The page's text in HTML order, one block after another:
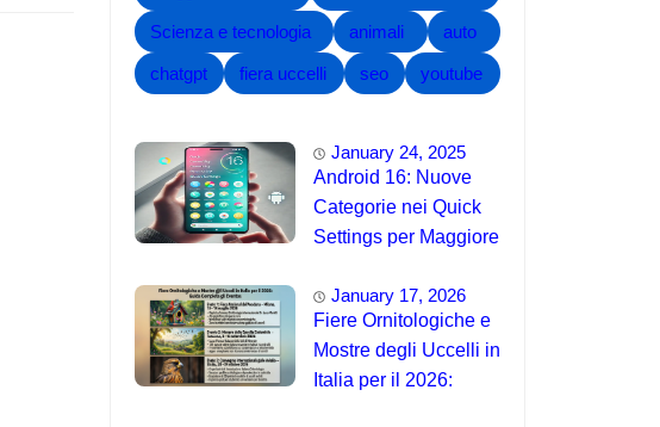
Scienza e tecnologia animali auto
chatgpt fiera uccelli seo youtube
January 24, 2025
Android 16: Nuove
Categorie nei Quick
Settings per Maggiore
January 17, 2026
Fiere Ornitologiche e
Mostre degli Uccelli in
Italia per il 2026: